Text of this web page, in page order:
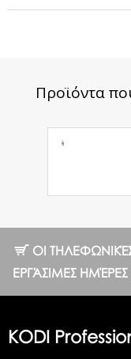
Προϊόντα
ΟΙ
ΕΡΓΆΣΙΜΕΣ
KODI